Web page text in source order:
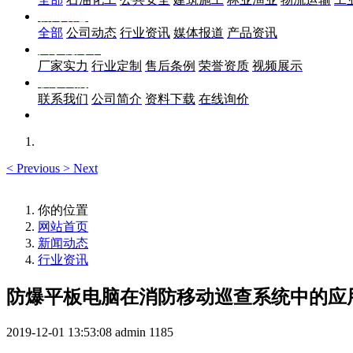
全部 公司动态 行业资讯 媒体报道 产品资讯
厂家实力 行业定制 售后条例 荣誉资质 视频展示
联系我们 公司简介 资料下载 在线询价
< Previous > Next
你的位置
网站首页
新闻动态
行业资讯
防爆平板电脑在消防移动巡查系统中的应
2019-12-01 13:53:08 admin 1185